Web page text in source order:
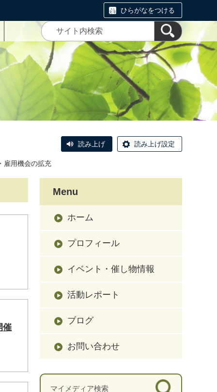
ひらがなをつける
読み上げ 読み上げ設定
雇用機会の拡充
催
Menu
ホーム
プロフィール
イベント・催し物情報
活動レポート
ブログ
お問い合わせ